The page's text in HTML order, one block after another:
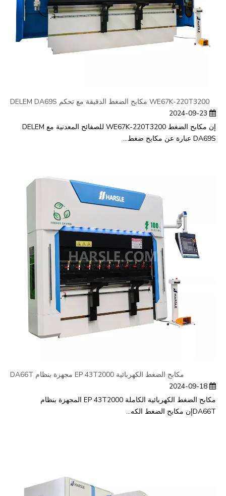
WE67K-220T3200 مكابح الضغط الدقيقة مع تحكم DELEM DA69S
إن مكابح الضغط WE67K-220T3200 للصفائح المعدنية مع DELEM
DA69S عبارة عن مكابح ضغط...
مكابح الضغط الكهربائية EP 43T2000 مجهزة بنظام DA66T
مكابح الضغط الكهربائية الكاملة EP 43T2000 المجهزة بنظام
DA66Tإن مكابح الضغط الكه...